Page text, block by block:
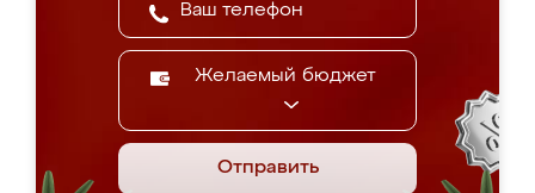
Желаемый бюджет
Отправить